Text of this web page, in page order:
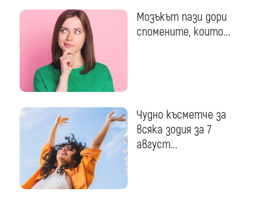
Мозъкът пази дори
спомените, които...
Чудно късметче за
всяка зодия за 7
август...